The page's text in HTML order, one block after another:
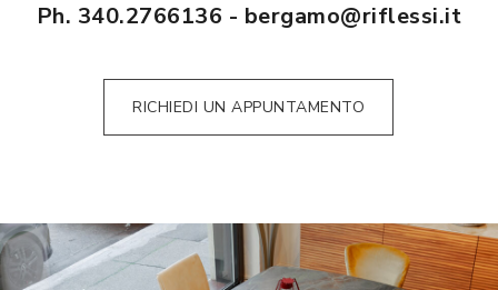
Ph. 340.2766136 - bergamo@riflessi.it
RICHIEDI UN APPUNTAMENTO